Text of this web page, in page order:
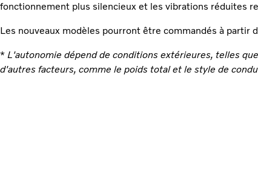
fonctionnement plus silencieux et les vibrations réduites
Les nouveaux modèles pourront être commandés à partir
* L'autonomie dépend de conditions extérieures, telles
d'autres facteurs, comme le poids total et le style de